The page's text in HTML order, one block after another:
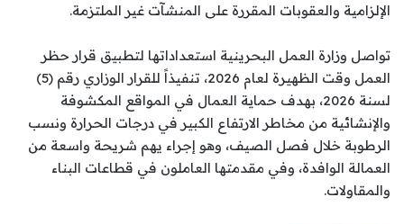
الإلزامية والعقوبات المقررة على المنشآت غير الملتزمة.
تواصل وزارة العمل البحرينية استعداداتها لتطبيق قرار حظر
العمل وقت الظهيرة لعام 2026، تنفيذاً للقرار الوزاري رقم (5)
لسنة 2026، بهدف حماية العمال في المواقع المكشوفة
والإنشائية من مخاطر الارتفاع الكبير في درجات الحرارة ونسب
الرطوبة خلال فصل الصيف، وهو إجراء يهم شريحة واسعة من
العمالة الوافدة، وفي مقدمتها العاملون في قطاعات البناء
والمقاولات.